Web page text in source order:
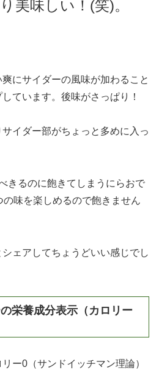
美味しい！(笑)。
にサイダーの風味が加わること
ています。後味がさっぱり！
イダー部がちょっと多めに入っ
きるのに飽きてしまうにらおで
味を楽しめるので飽きません
ェアしてちょうどいい感じでし
栄養成分表示（カロリー
ー0（サンドイッチマン理論）